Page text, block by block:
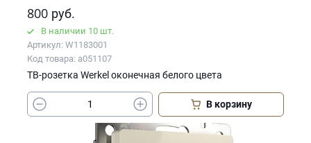
800 руб.
В наличии 10 шт.
Артикул: W1183001
Код товара: a051107
ТВ-розетка Werkel оконечная белого цвета
В корзину